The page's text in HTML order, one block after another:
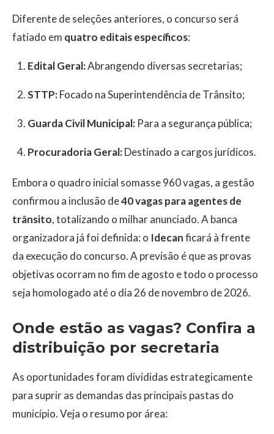
Diferente de seleções anteriores, o concurso será
fatiado em quatro editais específicos:
Edital Geral:Abrangendo diversas secretarias;
STTP:Focado na Superintendência de Trânsito;
Guarda Civil Municipal: Para a segurança pública;
Procuradoria Geral:Destinado a cargos jurídicos.
Embora o quadro inicial somasse 960 vagas, a gestão
confirmou a inclusão de40 vagas para agentes de
trânsito, totalizando o milhar anunciado. A banca
organizadora já foi definida: o Idecanficará à frente
da execução do concurso. A previsão é que as provas
objetivas ocorram no fim de agosto e todo o processo
seja homologado até o dia 26 de novembro de 2026.
Onde estão as vagas? Confira a
distribuição por secretaria
As oportunidades foram divididas estrategicamente
para suprir as demandas das principais pastas do
município. Veja o resumo por área: